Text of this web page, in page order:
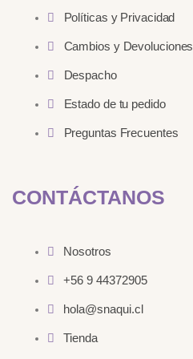
Políticas y Privacidad
Cambios y Devoluciones
Despacho
Estado de tu pedido
Preguntas Frecuentes
CONTÁCTANOS
Nosotros
+56 9 44372905
hola@snaqui.cl
Tienda